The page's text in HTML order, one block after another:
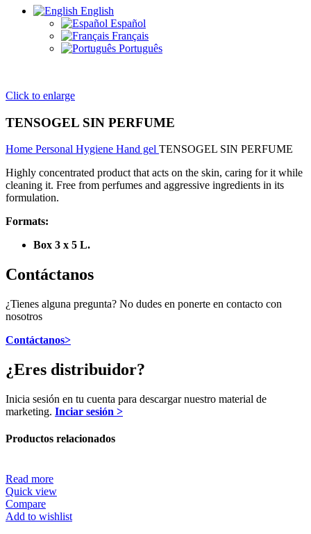
English
Español
Français
Português
Click to enlarge
TENSOGEL SIN PERFUME
Home Personal Hygiene Hand gel TENSOGEL SIN PERFUME
Highly concentrated product that acts on the skin, caring for it while
cleaning it. Free from perfumes and aggressive ingredients in its
formulation.
Formats:
Box 3 x 5 L.
Contáctanos
¿Tienes alguna pregunta? No dudes en ponerte en contacto con
nosotros
Contáctanos>
¿Eres distribuidor?
Inicia sesión en tu cuenta para descargar nuestro material de
marketing. Inciar sesión >
Productos relacionados
Read more
Quick view
Compare
Add to wishlist